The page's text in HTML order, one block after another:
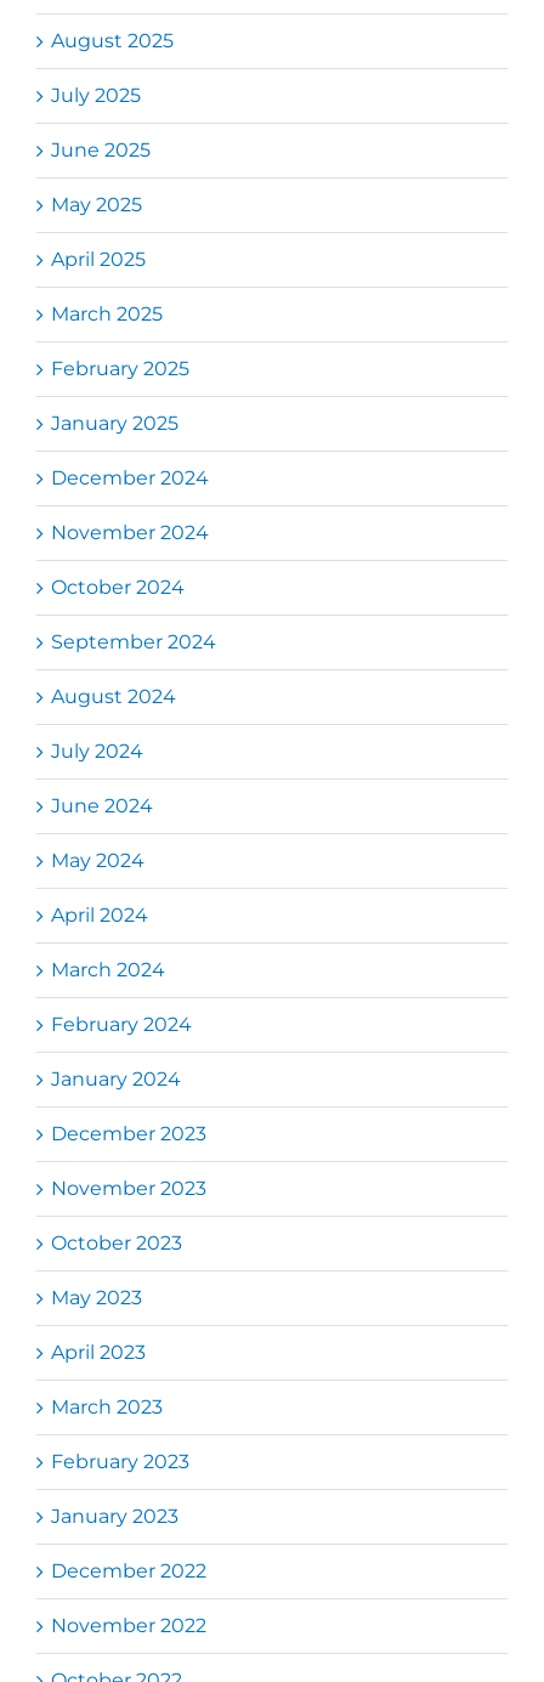
August 2025
July 2025
June 2025
May 2025
April 2025
March 2025
February 2025
January 2025
December 2024
November 2024
October 2024
September 2024
August 2024
July 2024
June 2024
May 2024
April 2024
March 2024
February 2024
January 2024
December 2023
November 2023
October 2023
May 2023
April 2023
March 2023
February 2023
January 2023
December 2022
November 2022